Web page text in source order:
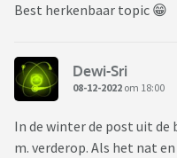
Best herkenbaar topic 😁
Dewi-Sri
08-12-2022 om 18:00
In de winter de post uit de
m. verderop. Als het nat